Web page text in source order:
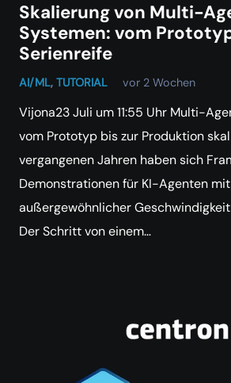
Skalierung von Multi-
Systemen: vom
Serienreife
AI/ML, TUTORIAL vor 2 Wochen
Vijona23 Juli um 11:55 Uhr Multi-
vom Prototyp bis zur Produktion
vergangenen Jahren haben sich
Demonstrationen für KI-Agenten mit
außergewöhnlicher
Der Schritt von einem…